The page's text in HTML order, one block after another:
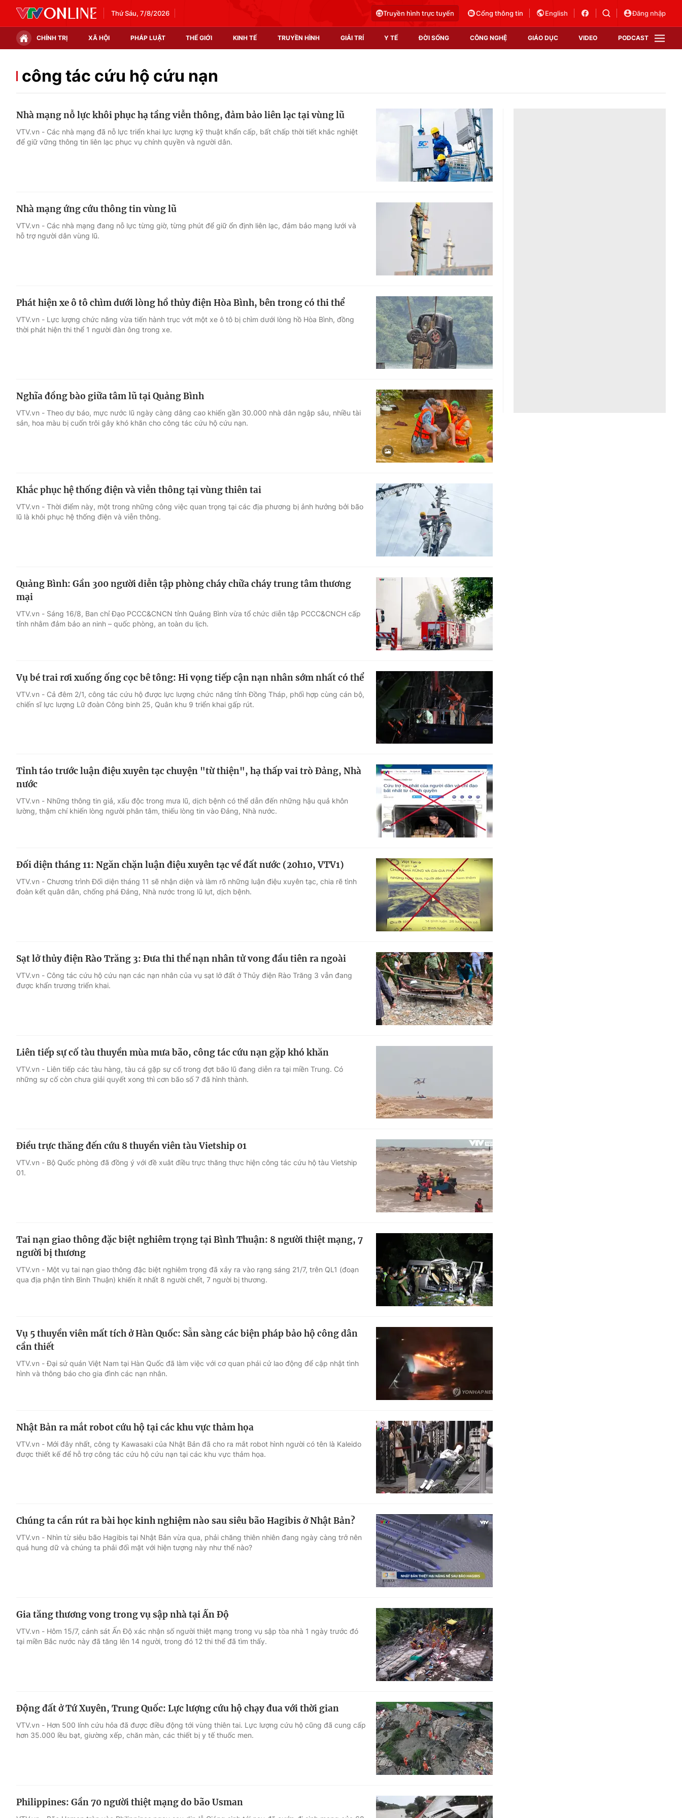
Thứ Sáu, 7/8/2026 Truyền hình trực tuyến Cổng thông tin English Đăng nhập
CHÍNH TRỊ XÃ HỘI PHÁP LUẬT THẾ GIỚI KINH TẾ TRUYỀN HÌNH GIẢI TRÍ Y TẾ ĐỜI SỐNG CÔNG NGHỆ GIÁO DỤC VIDEO PODCAST
Chính trị Xã hội
Thế giới đó đây
Thị trường
Video
Shorts video
Podcast
EMagazine
Photo
Infographic
Góc ảnh
Điện ảnh
Âm nhạc
Sao
Du lịch
Làm đẹp
Chất lượng cuộc sống
Tuyển sinh
Học trực tuyến
Công nghệ
Hitech Công nghệ tương lai
Sản phẩm
Thị trường
Tư vấn
VTV Sức khoẻ
công tác cứu hộ cứu nạn
Nhà mạng nỗ lực khôi phục hạ tầng viễn thông, đảm bảo liên lạc tại vùng lũ
VTV.vn - Các nhà mạng đã nỗ lực triển khai lực lượng kỹ thuật khẩn cấp, bất chấp thời tiết khắc nghiệt
để giữ vững thông tin liên lạc phục vụ chính quyền và người dân.
Nhà mạng ứng cứu thông tin vùng lũ
VTV.vn - Các nhà mạng đang nỗ lực từng giờ, từng phút để giữ ổn định liên lạc, đảm bảo mạng lưới và
hỗ trợ người dân vùng lũ.
Phát hiện xe ô tô chìm dưới lòng hồ thủy điện Hòa Bình, bên trong có thi thể
VTV.vn - Lực lượng chức năng vừa tiến hành trục vớt một xe ô tô bị chìm dưới lòng hồ Hòa Bình, đồng
thời phát hiện thi thể 1 người đàn ông trong xe.
Nghĩa đồng bào giữa tâm lũ tại Quảng Bình
VTV.vn - Theo dự báo, mực nước lũ ngày càng dâng cao khiến gần 30.000 nhà dân ngập sâu, nhiều tài
sản, hoa màu bị cuốn trôi gây khó khăn cho công tác cứu hộ cứu nạn.
Khắc phục hệ thống điện và viễn thông tại vùng thiên tai
VTV.vn - Thời điểm này, một trong những công việc quan trọng tại các địa phương bị ảnh hưởng bởi bão
lũ là khôi phục hệ thống điện và viễn thông.
Quảng Bình: Gần 300 người diễn tập phòng cháy chữa cháy trung tâm thương
mại
VTV.vn - Sáng 16/8, Ban chỉ Đạo PCCC&CNCN tỉnh Quảng Bình vừa tổ chức diễn tập PCCC&CNCH cấp
tỉnh nhằm đảm bảo an ninh – quốc phòng, an toàn du lịch.
Vụ bé trai rơi xuống ống cọc bê tông: Hi vọng tiếp cận nạn nhân sớm nhất có thể
VTV.vn - Cả đêm 2/1, công tác cứu hộ được lực lượng chức năng tỉnh Đồng Tháp, phối hợp cùng cán bộ,
chiến sĩ lực lượng Lữ đoàn Công binh 25, Quân khu 9 triển khai gấp rút.
Tỉnh táo trước luận điệu xuyên tạc chuyện "từ thiện", hạ thấp vai trò Đảng, Nhà
nước
VTV.vn - Những thông tin giả, xấu độc trong mưa lũ, dịch bệnh có thể dẫn đến những hậu quả khôn
lường, thậm chí khiến lòng người phân tâm, thiếu lòng tin vào Đảng, Nhà nước.
Đối diện tháng 11: Ngăn chặn luận điệu xuyên tạc về đất nước (20h10, VTV1)
VTV.vn - Chương trình Đối diện tháng 11 sẽ nhận diện và làm rõ những luận điệu xuyên tạc, chia rẽ tình
đoàn kết quân dân, chống phá Đảng, Nhà nước trong lũ lụt, dịch bệnh.
Sạt lở thủy điện Rào Trăng 3: Đưa thi thể nạn nhân tử vong đầu tiên ra ngoài
VTV.vn - Công tác cứu hộ cứu nạn các nạn nhân của vụ sạt lở đất ở Thủy điện Rào Trăng 3 vẫn đang
được khẩn trương triển khai.
Liên tiếp sự cố tàu thuyền mùa mưa bão, công tác cứu nạn gặp khó khăn
VTV.vn - Liên tiếp các tàu hàng, tàu cá gặp sự cố trong đợt bão lũ đang diễn ra tại miền Trung. Có
những sự cố còn chưa giải quyết xong thì cơn bão số 7 đã hình thành.
Điều trực thăng đến cứu 8 thuyền viên tàu Vietship 01
VTV.vn - Bộ Quốc phòng đã đồng ý với đề xuât điều trực thăng thực hiện công tác cứu hộ tàu Vietship
01.
Tai nạn giao thông đặc biệt nghiêm trọng tại Bình Thuận: 8 người thiệt mạng, 7
người bị thương
VTV.vn - Một vụ tai nạn giao thông đặc biệt nghiêm trọng đã xảy ra vào rạng sáng 21/7, trên QL1 (đoạn
qua địa phận tỉnh Bình Thuận) khiến ít nhất 8 người chết, 7 người bị thương.
Vụ 5 thuyền viên mất tích ở Hàn Quốc: Sẵn sàng các biện pháp bảo hộ công dân
cần thiết
VTV.vn - Đại sứ quán Việt Nam tại Hàn Quốc đã làm việc với cơ quan phái cử lao động để cập nhật tình
hình và thông báo cho gia đình các nạn nhân.
Nhật Bản ra mắt robot cứu hộ tại các khu vực thảm họa
VTV.vn - Mới đây nhất, công ty Kawasaki của Nhật Bản đã cho ra mắt robot hình người có tên là Kaleido
được thiết kế để hỗ trợ công tác cứu hộ cứu nạn tại các khu vực thảm họa.
Chúng ta cần rút ra bài học kinh nghiệm nào sau siêu bão Hagibis ở Nhật Bản?
VTV.vn - Nhìn từ siêu bão Hagibis tại Nhật Bản vừa qua, phải chăng thiên nhiên đang ngày càng trở nên
quá hung dữ và chúng ta phải đối mặt với hiện tượng này như thế nào?
Gia tăng thương vong trong vụ sập nhà tại Ấn Độ
VTV.vn - Hôm 15/7, cảnh sát Ấn Độ xác nhận số người thiệt mạng trong vụ sập tòa nhà 1 ngày trước đó
tại miền Bắc nước này đã tăng lên 14 người, trong đó 12 thi thể đã tìm thấy.
Động đất ở Tứ Xuyên, Trung Quốc: Lực lượng cứu hộ chạy đua với thời gian
VTV.vn - Hơn 500 lính cứu hỏa đã được điều động tới vùng thiên tai. Lực lượng cứu hộ cũng đã cung cấp
hơn 35.000 lều bạt, giường xếp, chăn màn, các thiết bị y tế thuốc men.
Philippines: Gần 70 người thiệt mạng do bão Usman